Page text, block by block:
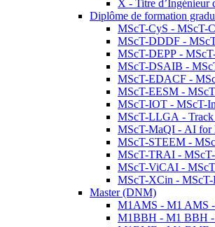
X - Titre d’Ingénieur
Diplôme de formation
MScT-CyS - MScT-
MScT-DDDF -
MScT-DEPP -
MScT-DSAIB -
MScT-EDACF -
MScT-EESM -
MScT-IOT - MScT-
MScT-LLGA - Track
MScT-MaQI - AI for
MScT-STEEM -
MScT-TRAI -
MScT-ViCAI -
MScT-XCin - MScT-
Master (DNM)
M1AMS - M1 AMS -
M1BBH - M1 BBH -